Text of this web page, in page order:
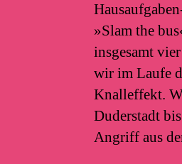
»Slam the
insgesamt
wir im Laufe
Knalleffekt.
Duderstadt
Angriff aus